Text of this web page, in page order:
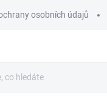
osobních údajů